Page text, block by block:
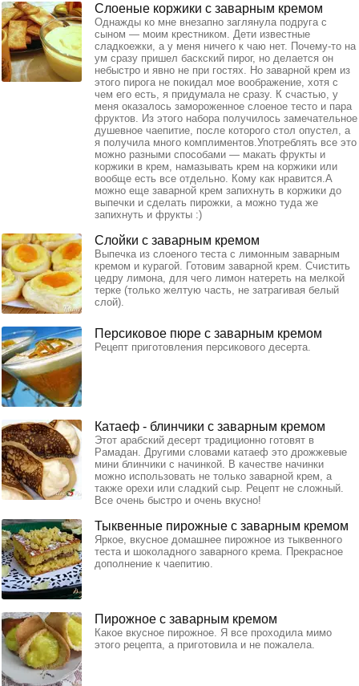
Слоеные коржики с заварным кремом
Однажды ко мне внезапно заглянула подруга с
сыном — моим крестником. Дети известные
сладкоежки, а у меня ничего к чаю нет. Почему-то на
ум сразу пришел баскский пирог, но делается он
небыстро и явно не при гостях. Но заварной крем из
этого пирога не покидал мое воображение, хотя с
чем его есть, я придумала не сразу. К счастью, у
меня оказалось замороженное слоеное тесто и пара
фруктов. Из этого набора получилось замечательное
душевное чаепитие, после которого стол опустел, а
я получила много комплиментов.Употреблять все это
можно разными способами — макать фрукты и
коржики в крем, намазывать крем на коржики или
вообще есть все отдельно. Кому как нравится.А
можно еще заварной крем запихнуть в коржики до
выпечки и сделать пирожки, а можно туда же
запихнуть и фрукты :)
Слойки с заварным кремом
Выпечка из слоеного теста с лимонным заварным
кремом и курагой. Готовим заварной крем. Счистить
цедру лимона, для чего лимон натереть на мелкой
терке (только желтую часть, не затрагивая белый
слой).
Персиковое пюре с заварным кремом
Рецепт приготовления персикового десерта.
Катаеф - блинчики с заварным кремом
Этот арабский десерт традиционно готовят в
Рамадан. Другими словами катаеф это дрожжевые
мини блинчики с начинкой. В качестве начинки
можно использовать не только заварной крем, а
также орехи или сладкий сыр. Рецепт не сложный.
Все очень быстро и очень вкусно!
Тыквенные пирожные с заварным кремом
Яркое, вкусное домашнее пирожное из тыквенного
теста и шоколадного заварного крема. Прекрасное
дополнение к чаепитию.
Пирожное с заварным кремом
Какое вкусное пирожное. Я все проходила мимо
этого рецепта, а приготовила и не пожалела.